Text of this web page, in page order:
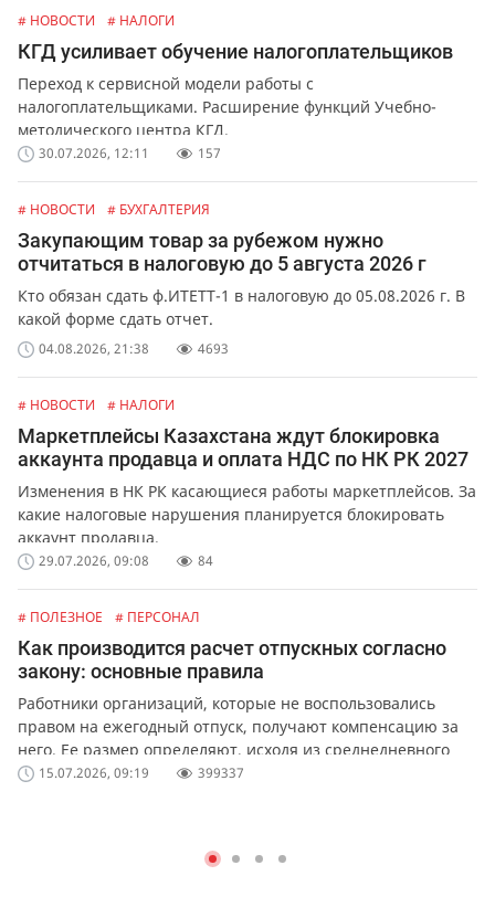
# НОВОСТИ # НАЛОГИ
КГД усиливает обучение налогоплательщиков
Переход к сервисной модели работы с
налогоплательщиками. Расширение функций Учебно-
методического центра КГД.
30.07.2026, 12:11 157
# НОВОСТИ # БУХГАЛТЕРИЯ
Закупающим товар за рубежом нужно
отчитаться в налоговую до 5 августа 2026 г
Кто обязан сдать ф.ИТЕТТ-1 в налоговую до 05.08.2026 г. В
какой форме сдать отчет.
04.08.2026, 21:38 4693
# НОВОСТИ # НАЛОГИ
Маркетплейсы Казахстана ждут блокировка
аккаунта продавца и оплата НДС по НК РК 2027
Изменения в НК РК касающиеся работы маркетплейсов. За
какие налоговые нарушения планируется блокировать
аккаунт продавца.
29.07.2026, 09:08 84
# ПОЛЕЗНОЕ # ПЕРСОНАЛ
Как производится расчет отпускных согласно
закону: основные правила
Работники организаций, которые не воспользовались
правом на ежегодный отпуск, получают компенсацию за
него. Ее размер определяют, исходя из среднедневного
заработка сотрудника.
15.07.2026, 09:19 399337